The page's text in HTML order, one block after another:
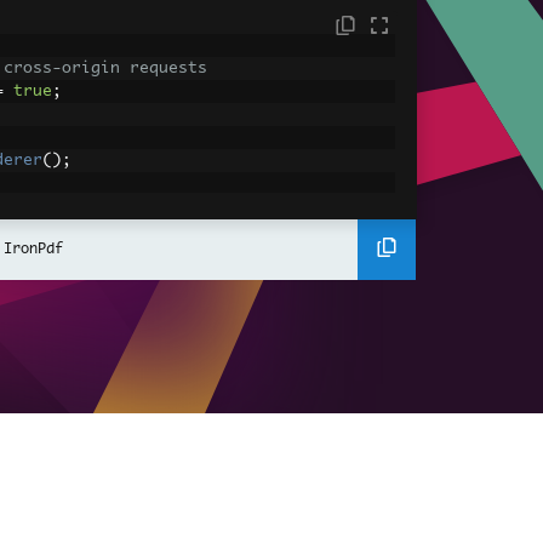
origin requests
true ;
();
CSS and JavaScript.
is set as the file location to